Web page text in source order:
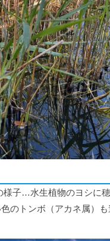
様子…水生植物のヨシに
のトンボ（アカネ属）